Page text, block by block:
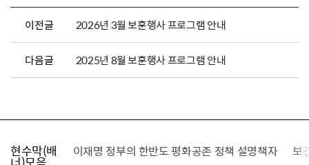
이전글 2026년 3월 보훈행사 프로그램 안내
다음글 2025년 8월 보훈행사 프로그램 안내
현수막(배
찾습니다 이재명 정부의 한반도 평화공존 정책 설명책자 보